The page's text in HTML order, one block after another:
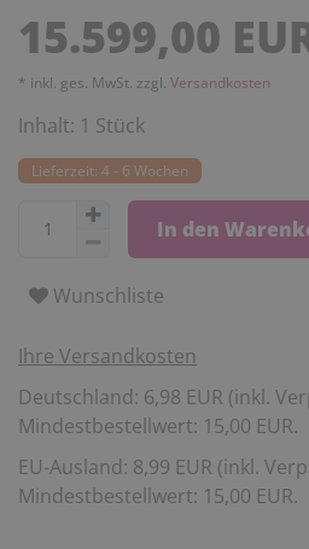
15.599,00
* inkl. ges. MwSt. zzgl. Versandkosten
Inhalt: 1 Stück
Lieferzeit: 4 - 6 Wochen
In den
Wunschliste
Ihre Versandkosten
Deutschland: 6,98 EUR (inkl.
Mindestbestellwert: 15,00 EUR.
EU-Ausland: 8,99 EUR (inkl.
Mindestbestellwert: 15,00 EUR.